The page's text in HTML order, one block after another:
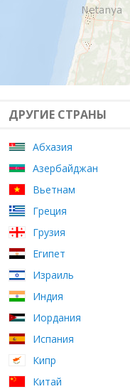
ДРУГИЕ СТРАНЫ
Абхазия
Азербайджан
Вьетнам
Греция
Грузия
Египет
Израиль
Индия
Иордания
Испания
Кипр
Китай